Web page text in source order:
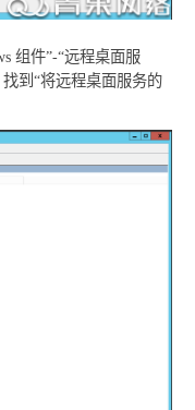
组件”-“远程桌面服
到“将远程桌面服务的